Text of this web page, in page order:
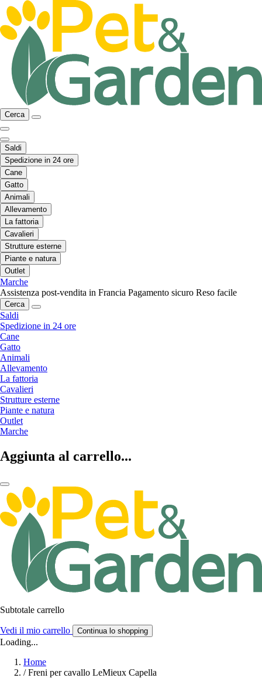
Cerca
Saldi
Spedizione in 24 ore
Cane
Gatto
Animali
Allevamento
La fattoria
Cavalieri
Strutture esterne
Piante e natura
Outlet
Marche
Assistenza post-vendita in Francia Pagamento sicuro Reso facile
Cerca
Saldi
Spedizione in 24 ore
Cane
Gatto
Animali
Allevamento
La fattoria
Cavalieri
Strutture esterne
Piante e natura
Outlet
Marche
Aggiunta al carrello...
Subtotale carrello
Vedi il mio carrello Continua lo shopping
Loading...
Home
/ Freni per cavallo LeMieux Capella